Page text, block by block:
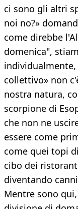
ci sono gli altri
noi no?»
come direbbe
domenica",
collettivo» non
nostra natura,
scorpione di
che non ne
essere come
come quei topi
cibo dei
diventando
Mentre sono